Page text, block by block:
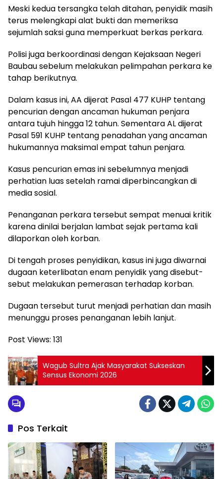
Meski kedua tersangka telah ditahan, penyidik masih
terus melengkapi alat bukti dan memeriksa
sejumlah saksi guna memperkuat berkas perkara.
Polisi juga berkoordinasi dengan Kejaksaan Negeri
Baubau sebelum melakukan pelimpahan perkara ke
tahap berikutnya.
Dalam kasus ini, AA dijerat Pasal 477 KUHP tentang
pencurian dengan ancaman hukuman penjara
antara tujuh hingga 12 tahun. Sementara AL dijerat
Pasal 591 KUHP tentang penadahan yang ancaman
hukumannya maksimal empat tahun penjara.
Kasus pencurian emas ini sebelumnya menjadi
perhatian luas setelah ramai diperbincangkan di
media sosial.
Penanganan perkara tersebut sempat menuai kritik
karena dinilai berjalan lambat sejak pertama kali
dilaporkan oleh korban.
Di tengah proses penyidikan, kasus ini juga diwarnai
dugaan keterlibatan enam penyidik yang disebut-
sebut melakukan pemerasan terhadap korban.
Dugaan tersebut turut menjadi perhatian dan masih
menunggu proses penanganan lebih lanjut.
Post Views: 131
Wagub Sultra Ajak Masyarakat Sukseskan
Sensus Ekonomi 2026
Pos Terkait